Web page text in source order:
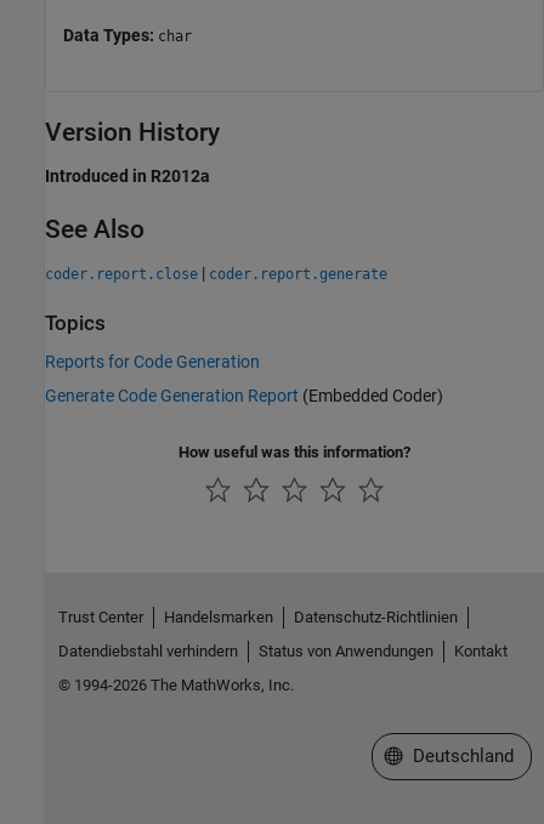
Data Types: char
Version History
Introduced in R2012a
See Also
coder.report.close | coder.report.generate
Topics
Reports for Code Generation
Generate Code Generation Report (Embedded Coder)
How useful was this information?
Trust Center Handelsmarken
Datenschutz-Richtlinien
Datendiebstahl verhindern
Status von Anwendungen
Kontakt
© 1994-2026 The MathWorks, Inc.
Website auswählen
Deutschland